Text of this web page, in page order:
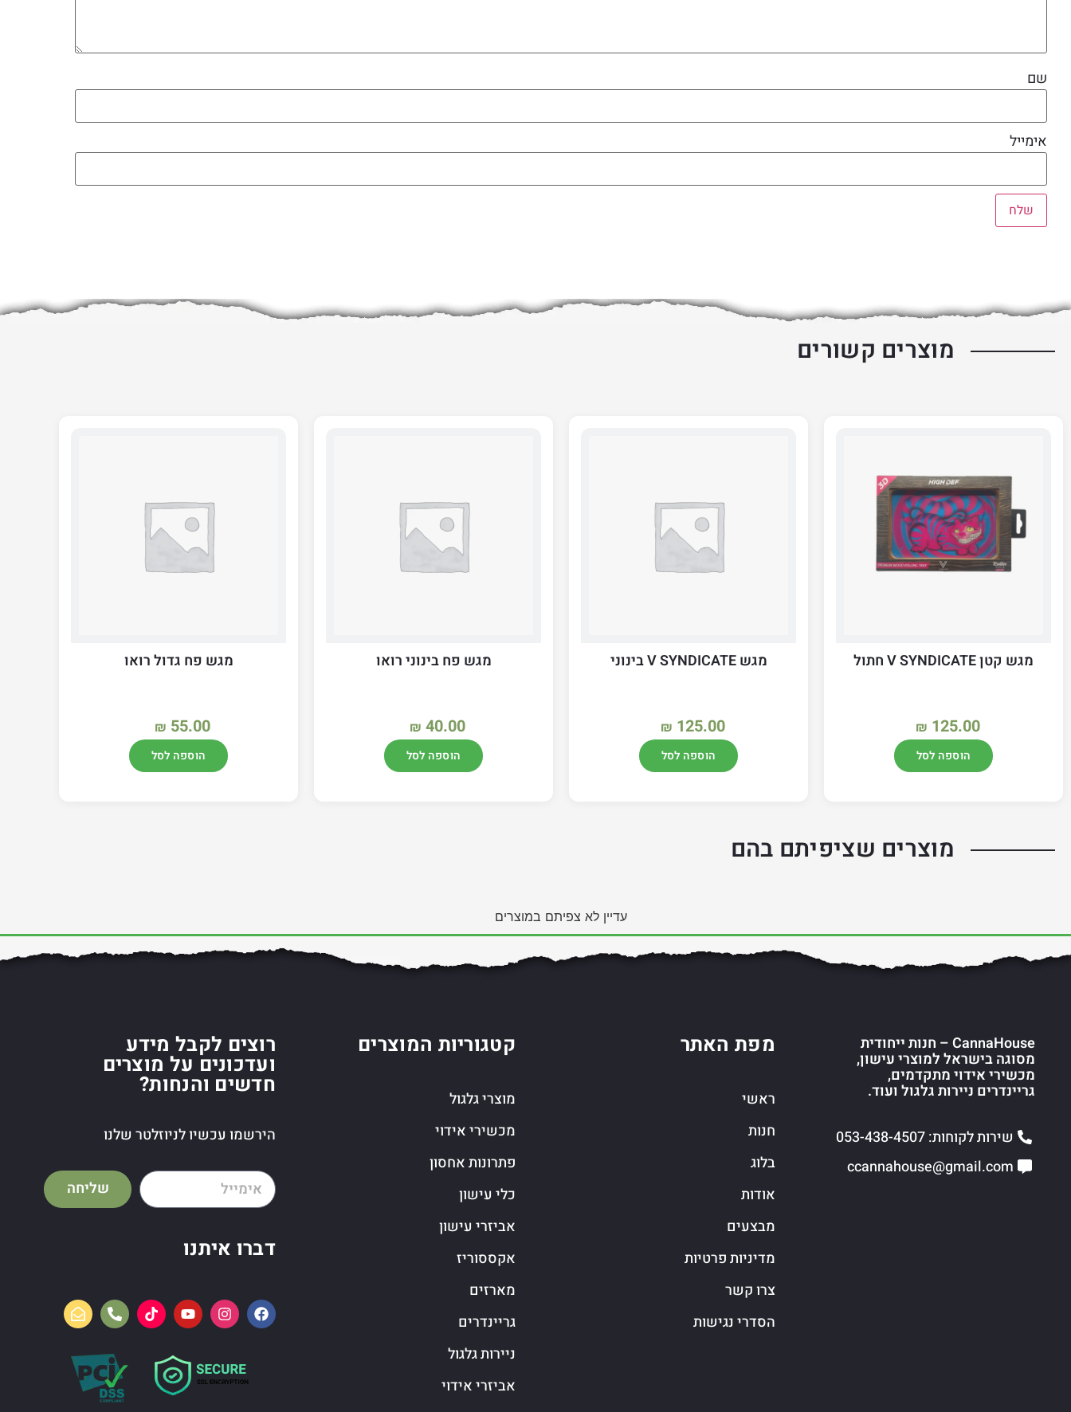
שם
אימייל
מוצרים קשורים
מגש קטן V SYNDICATE חתול
₪ 125.00
הוספה לסל
מגש V SYNDICATE בינוני
₪ 125.00
הוספה לסל
מגש פח בינוני רואו
₪ 40.00
הוספה לסל
מגש פח גדול רואו
₪ 55.00
הוספה לסל
מוצרים שציפיתם בהם
עדיין לא צפיתם במוצרים
CannaHouse – חנות ייחודית
מסוגה בישראל למוצרי עישון,
מכשירי אידוי מתקדמים,
גריינדרים ניירות גלגול ועוד.
שירות לקוחות: 053-438-4507
ccannahouse@gmail.com
מפת האתר
ראשי
חנות
בלוג
אודות
מבצעים
מדיניות פרטיות
צרו קשר
הסדרי נגישות
קטגוריות המוצרים
מוצרי גלגול
מכשירי אידוי
פתרונות אחסון
כלי עישון
אביזרי עישון
אקססוריז
מארזים
גריינדרים
ניירות גלגול
אביזרי אידוי
רוצים לקבל מידע
ועדכונים על מוצרים
חדשים והנחות?
הירשמו עכשיו לניוזלטר שלנו
שליחה
דברו איתנו